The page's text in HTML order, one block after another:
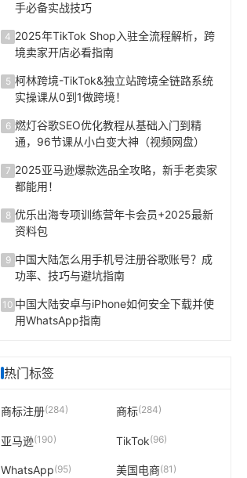
手必备实战技巧
4 2025年TikTok Shop入驻全流程解析，跨
境卖家开店必看指南
5 柯林跨境-TikTok&独立站跨境全链路系统
实操课从0到1做跨境！
6 燃灯谷歌SEO优化教程从基础入门到精
通，96节课从小白变大神（视频网盘）
7 2025亚马逊爆款选品全攻略，新手老卖家
都能用！
8 优乐出海专项训练营年卡会员+2025最新
资料包
9 中国大陆怎么用手机号注册谷歌账号？成
功率、技巧与避坑指南
10 中国大陆安卓与iPhone如何安全下载并使
用WhatsApp指南
热门标签
商标注册(284) 商标(284)
亚马逊(190) TikTok(96)
WhatsApp(95) 美国电商(81)